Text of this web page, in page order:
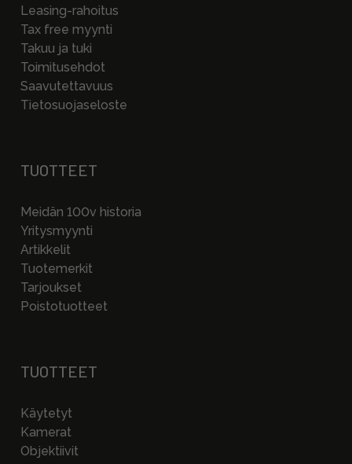
Leasing-rahoitus
Tax free myynti
Takuu ja tuki
Toimitusehdot
Saavutettavuus
Tietosuojaseloste
TUOTTEET
Meidän 100v historia
Yritysmyynti
Artikkelit
Tuotemerkit
Tarjoukset
Poistotuotteet
TUOTTEET
Käytetyt
Kamerat
Objektiivit